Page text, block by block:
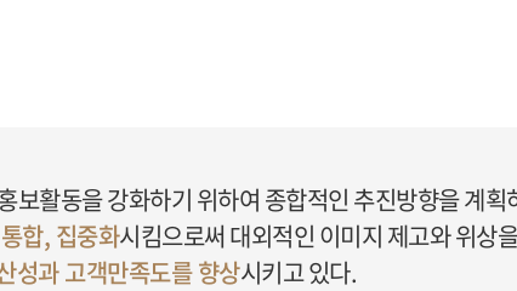
보활동을 강화하기 위하여 종합적인 추진방향을 계
합, 집중화시킴으로써 대외적인 이미지 제고와 위상
성과 고객만족도를 향상시키고 있다.